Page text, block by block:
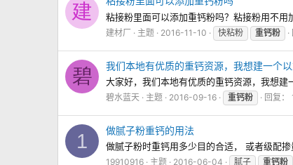
建 粘接粉里面可以添加重钙粉吗？粘接粉用不用
建材厂 主题 2016-11-10 快粘粉 重钙粉
碧 我们本地有优质的重钙资源，我想建一个
大家好，我们本地有优质的重钙资源，我想建
碧水蓝天 主题 2016-09-16 重钙粉 回复：
1 做腻子粉重钙的用法
做腻子粉时重钙用多少目的合适， 或者级配掺
19910916 主题 2016-06-04 腻子 重钙粉